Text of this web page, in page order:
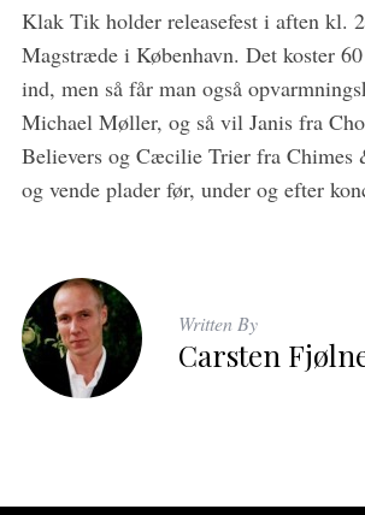
Klak Tik holder releasefest i aften kl.
Magstræde i København. Det koster
ind, men så får man også
Michael Møller, og så vil Janis fra
Believers og Cæcilie Trier fra Chimes
og vende plader før, under og efter
Written By
Carsten